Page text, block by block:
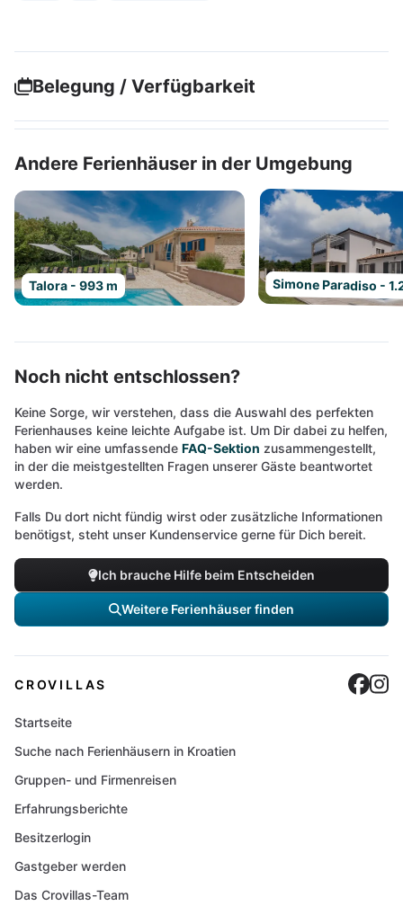
Belegung / Verfügbarkeit
Andere Ferienhäuser in der Umgebung
Talora - 993 m Simone Paradiso -
Noch nicht entschlossen?
Keine Sorge, wir verstehen, dass die Auswahl des perfekten
Ferienhauses keine leichte Aufgabe ist. Um Dir dabei zu helfen,
haben wir eine umfassende FAQ-Sektion zusammengestellt,
in der die meistgestellten Fragen unserer Gäste beantwortet
werden.
Falls Du dort nicht fündig wirst oder zusätzliche Informationen
benötigst, steht unser Kundenservice gerne für Dich bereit.
Ich brauche Hilfe beim Entscheiden
Weitere Ferienhäuser finden
CROVILLAS
Startseite
Suche nach Ferienhäusern in Kroatien
Gruppen- und Firmenreisen
Erfahrungsberichte
Besitzerlogin
Gastgeber werden
Das Crovillas-Team